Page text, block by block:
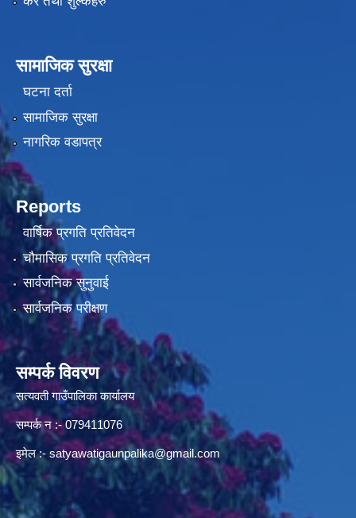
सामाजिक सुरक्षा
घटना दर्ता
सामाजिक सुरक्षा
नागरिक वडापत्र
Reports
वार्षिक प्रगति प्रतिवेदन
चौमासिक प्रगति प्रतिवेदन
सार्वजनिक सुनुवाई
सार्वजनिक परीक्षण
सम्पर्क विवरण
सत्यवती गाउँपालिका कार्यालय
सम्पर्क न‌ :- 079411076
इमेल :- satyawatigaunpalika@gmail.com